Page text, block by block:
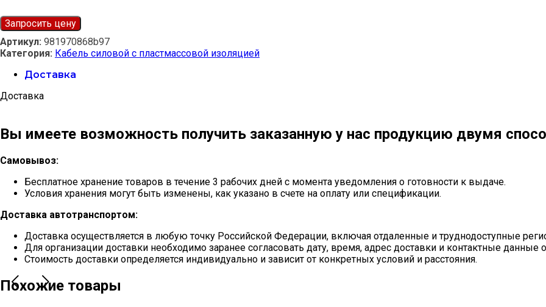
Запросить цену
Артикул: 981970868b97
Категория: Кабель силовой с пластмассовой изоляцией
Доставка
Доставка
Вы имеете возможность получить заказанную у нас продукцию двумя
Самовывоз:
Бесплатное хранение товаров в течение 3 рабочих дней с момента уведомления о готовности к выдаче.
Условия хранения могут быть изменены, как указано в счете на оплату или спецификации.
Доставка автотранспортом:
Доставка осуществляется в любую точку Российской Федерации, включая отдаленные и труднодоступные
Для организации доставки необходимо заранее согласовать дату, время, адрес доставки и контактные данные
Стоимость доставки определяется индивидуально и зависит от конкретных условий и расстояния.
Похожие товары